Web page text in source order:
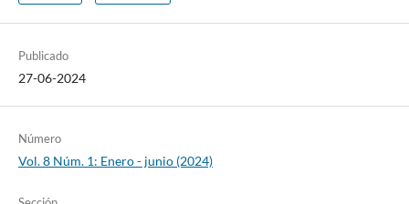
Publicado
27-06-2024
Número
Vol. 8 Núm. 1: Enero - junio (2024)